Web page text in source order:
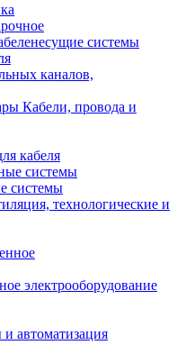
системы
каналов,
Кабели, провода и
кабеля
системы
технологические и
электрооборудование
автоматизация